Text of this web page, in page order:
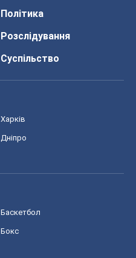
Політика
Розслідування
Суспільство
Харків
Дніпро
Баскетбол
Бокс